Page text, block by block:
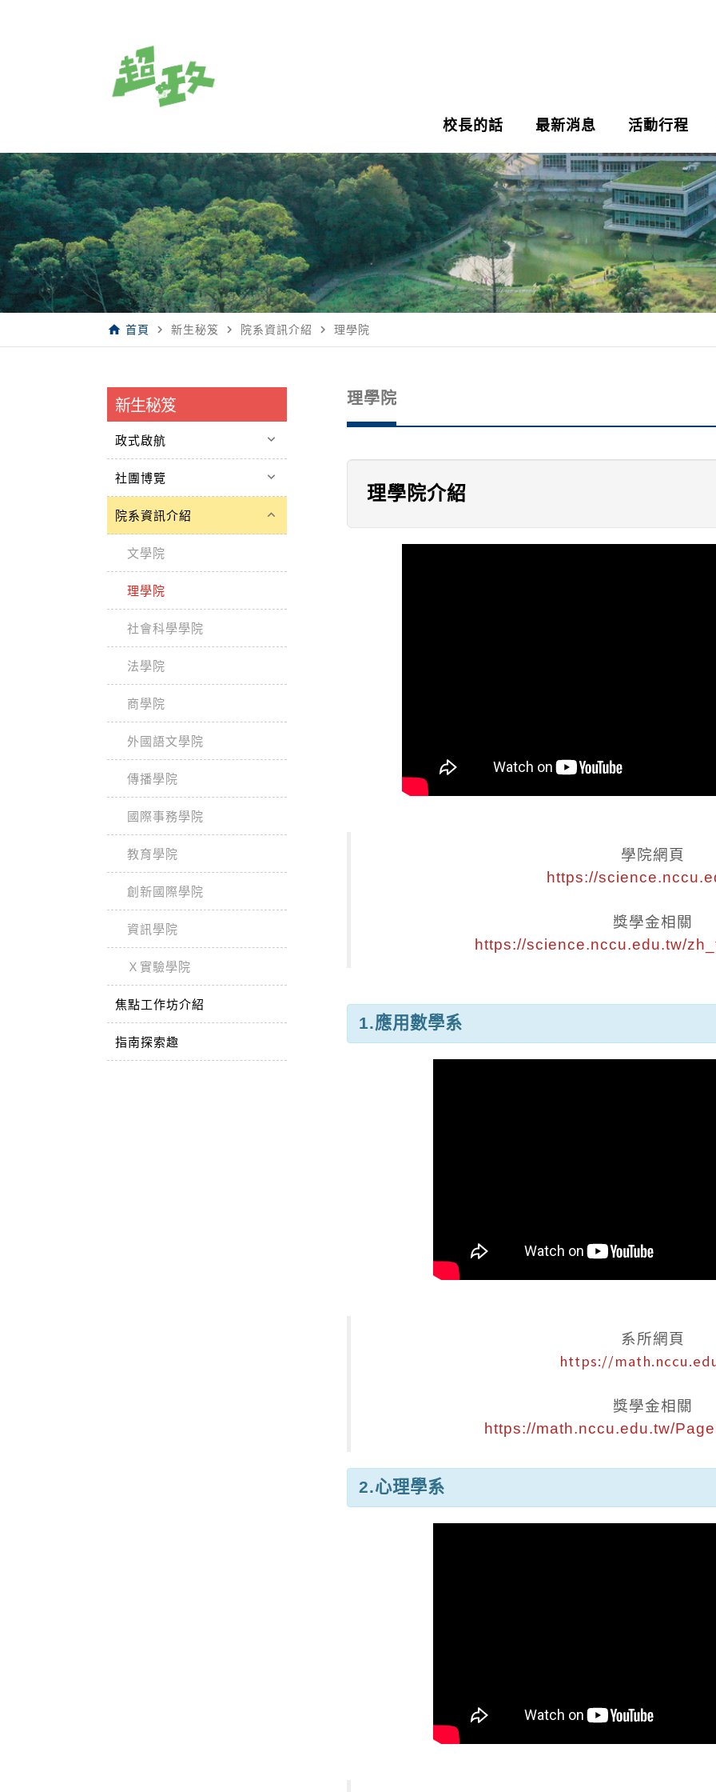
校長的話 最新消息 活動行程
home 首頁 navigate_next 新生秘笈 navigate_next 院系資訊介紹 navigate_next 理學院
新生秘笈
政式啟航 keyboard_arrow_down
社團博覽 keyboard_arrow_down
院系資訊介紹 keyboard_arrow_up
文學院
理學院
社會科學學院
法學院
商學院
外國語文學院
傳播學院
國際事務學院
教育學院
創新國際學院
資訊學院
Ｘ實驗學院
焦點工作坊介紹
指南探索趣
理學院
理學院介紹
學院網頁
https://
獎學金相關
https://science.nccu.edu.tw/
1.應用數學系
系所網頁
https://
獎學金相關
https://math.nccu.edu.tw/
2.心理學系